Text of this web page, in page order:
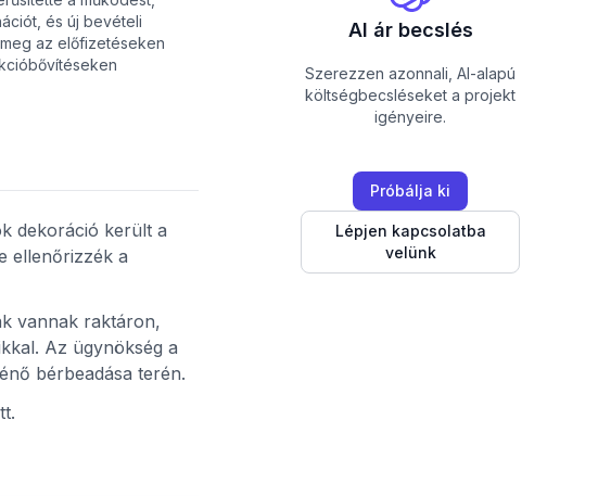
és új bevételi
az előfizetéseken
dekoráció került a
ellenőrizzék a
vannak raktáron,
Az ügynökség a
bérbeadása terén.
AI ár becslés
Szerezzen azonnali, AI-alapú
költségbecsléseket a projekt
igényeire.
Próbálja ki
Lépjen kapcsolatba
velünk